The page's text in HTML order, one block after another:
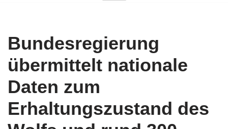
Bundesregierung
übermittelt nationale
Daten zum
Erhaltungszustand des